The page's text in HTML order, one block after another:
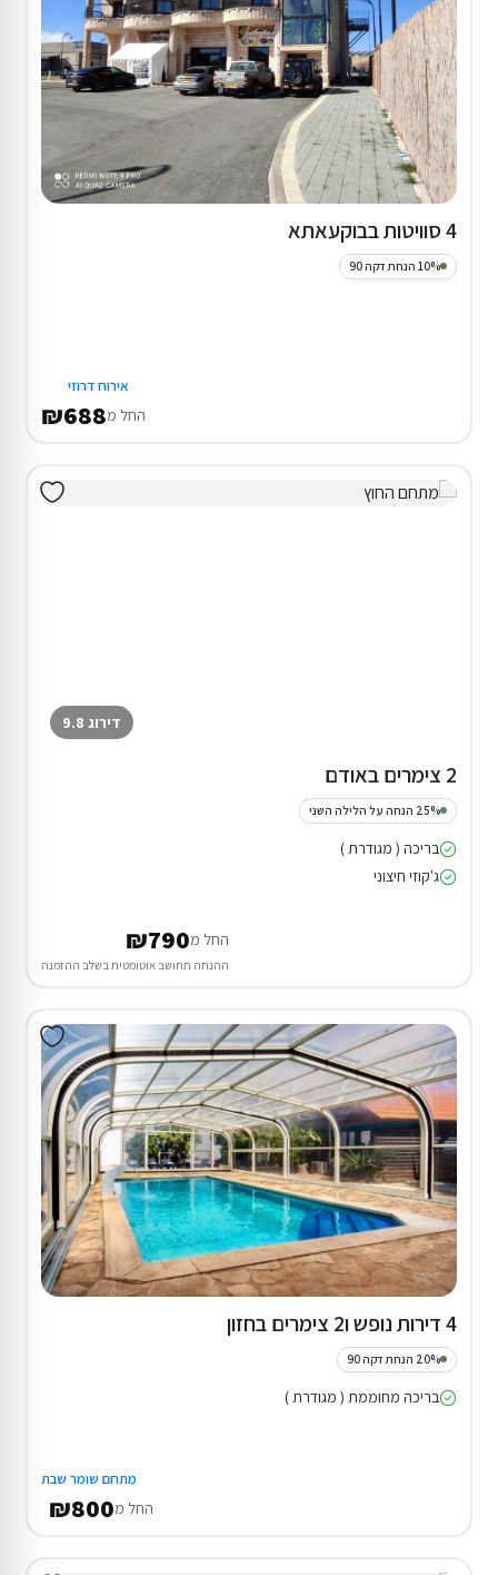
4 סוויטות בבוקעאתא
10% הנחת דקה 90
אירוח דרוזי
החל מ₪688
דירוג 9.8
2 צימרים באודם
25% הנחה על הלילה השני
בריכה ( מגודרת )
ג'קוזי חיצוני
החל מ₪790
ההנחה תחושב אוטומטית בשלב ההזמנה
4 דירות נופש ו2 צימרים בחזון
20% הנחת דקה 90
בריכה מחוממת ( מגודרת )
מתחם שומר שבת
החל מ₪800